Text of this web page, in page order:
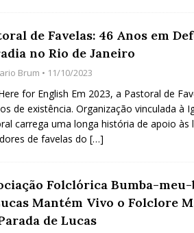
de Favelas: 46 Anos em
no Rio de Janeiro
Brum • 11/10/2023
for English Em 2023, a Pastoral de
de existência. Organização vinculada à
carrega uma longa história de apoio às
de favelas do […]
Folclórica Bumba-
Mantém Vivo o Folclore
de Lucas